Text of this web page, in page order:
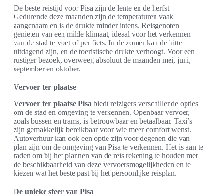
De beste reistijd voor Pisa zijn de lente en de herfst.
Gedurende deze maanden zijn de temperaturen vaak
aangenaam en is de drukte minder intens. Reisgenoten
genieten van een milde klimaat, ideaal voor het verkennen
van de stad te voet of per fiets. In de zomer kan de hitte
uitdagend zijn, en de toeristische drukte verhoogt. Voor een
rustiger bezoek, overweeg absoluut de maanden mei, juni,
september en oktober.
Vervoer ter plaatse
Vervoer ter plaatse Pisa biedt reizigers verschillende opties
om de stad en omgeving te verkennen. Openbaar vervoer,
zoals bussen en trams, is betrouwbaar en betaalbaar. Taxi’s
zijn gemakkelijk bereikbaar voor wie meer comfort wenst.
Autoverhuur kan ook een optie zijn voor degenen die van
plan zijn om de omgeving van Pisa te verkennen. Het is aan te
raden om bij het plannen van de reis rekening te houden met
de beschikbaarheid van deze vervoersmogelijkheden en te
kiezen wat het beste past bij het persoonlijke reisplan.
De unieke sfeer van Pisa